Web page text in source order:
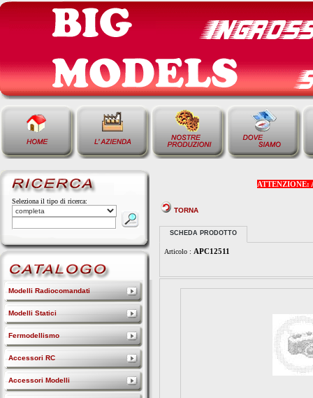
Seleziona il tipo di ricerca:
Modelli Radiocomandati
Modelli Statici
Fermodellismo
Accessori RC
Accessori Modelli
ATTENZIONE:
TORNA
SCHEDA PRODOTTO
Articolo : APC12511